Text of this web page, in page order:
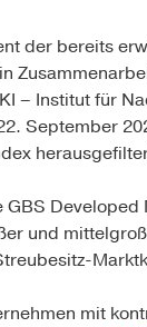
der bereits
– Institut für
September
und
mit